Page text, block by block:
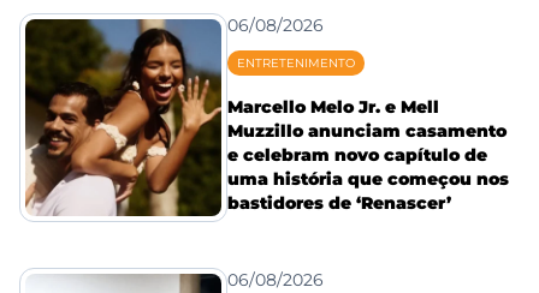
06/08/2026
ENTRETENIMENTO
Marcello Melo Jr. e Mell
Muzzillo anunciam casamento
e celebram novo capítulo de
uma história que começou nos
bastidores de ‘Renascer’
06/08/2026